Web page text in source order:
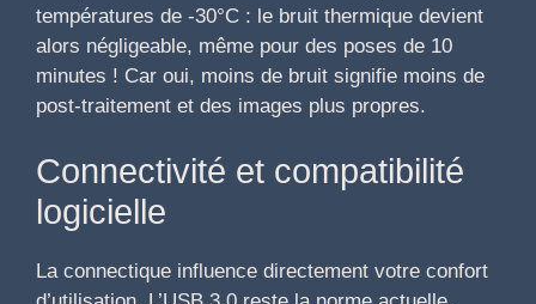
températures de -30°C : le bruit thermique devient
alors négligeable, même pour des poses de 10
minutes ! Car oui, moins de bruit signifie moins de
post-traitement et des images plus propres.
Connectivité et compatibilité
logicielle
La connectique influence directement votre confort